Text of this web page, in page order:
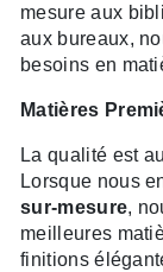
mesure aux
aux bureaux,
besoins en
Matières
La qualité est
Lorsque nous
sur-mesure,
meilleures
finitions